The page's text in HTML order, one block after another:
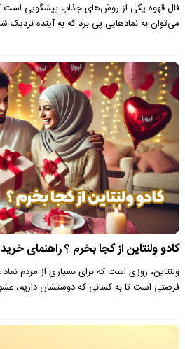
فال قهوه یکی از روش‌های جذاب پیشگویی است
می‌توان به نمادهایی پی برد که به آینده نزدیک
کادو ولنتاین از کجا بخرم ؟ راهنمای
ولنتاین، روزی است که برای بسیاری از مردم
فرصتی است تا به کسانی که دوستشان داریم،